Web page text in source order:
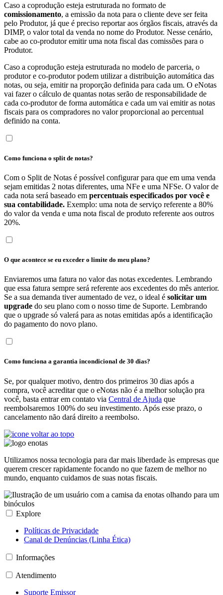
Caso a coprodução esteja estruturada no formato de
comissionamento, a emissão da nota para o cliente deve ser feita
pelo Produtor, já que é preciso reportar aos órgãos fiscais, através da
DIMP, o valor total da venda no nome do Produtor. Nesse cenário,
cabe ao co-produtor emitir uma nota fiscal das comissões para o
Produtor.
Caso a coprodução esteja estruturada no modelo de parceria, o
produtor e co-produtor podem utilizar a distribuição automática das
notas, ou seja, emitir na proporção definida para cada um. O eNotas
vai fazer o cálculo de quantas notas serão de responsabilidade de
cada co-produtor de forma automática e cada um vai emitir as notas
fiscais para os compradores no valor proporcional ao percentual
definido na conta.
Como funciona o split de notas?
Com o Split de Notas é possível configurar para que em uma venda
sejam emitidas 2 notas diferentes, uma NFe e uma NFSe. O valor de
cada nota será baseado em percentuais especificados por você e
sua contabilidade. Exemplo: uma nota de serviço referente a 80%
do valor da venda e uma nota fiscal de produto referente aos outros
20%.
O que acontece se eu exceder o limite do meu plano?
Enviaremos uma fatura no valor das notas excedentes. Lembrando
que essa fatura sempre será referente aos excedentes do mês anterior.
Se a sua demanda tiver aumentado de vez, o ideal é solicitar um
upgrade do seu plano com o nosso time de Suporte. Lembrando
que o upgrade só valerá para as notas emitidas após a identificação
do pagamento do novo plano.
Como funciona a garantia incondicional de 30 dias?
Se, por qualquer motivo, dentro dos primeiros 30 dias após a
compra, você acreditar que o eNotas não é a melhor solução pra
você, basta entrar em contato via Central de Ajuda que
reembolsaremos 100% do seu investimento. Após esse prazo, o
cancelamento não dará direito a reembolso.
Utilizamos nossa tecnologia para dar mais liberdade às empresas que
querem crescer rapidamente focando no que fazem de melhor no
mundo, enquanto cuidamos de suas notas fiscais.
Explore
Políticas de Privacidade
Canal de Denúncias (Linha Ética)
Informações
Atendimento
Suporte Emissor